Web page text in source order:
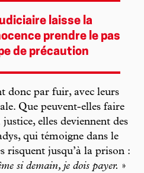
laisse la
prendre le pas
de précaution
donc par fuir, avec leurs
Que peuvent-elles faire
elles deviennent des
qui témoigne dans le
risquent jusqu’à la prison :
si demain, je dois payer. »